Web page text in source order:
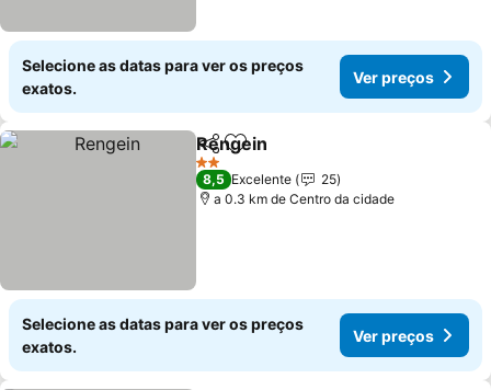
Selecione as datas para ver os preços
exatos.
Ver preços
PartilharAdicionar aos favoritos
Rengein
2 Estrelas
8,5 Excelente
25
a 0.3 km de Centro da cidade
Selecione as datas para ver os preços
exatos.
Ver preços